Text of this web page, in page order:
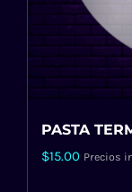
PASTA
$15.00 Precios